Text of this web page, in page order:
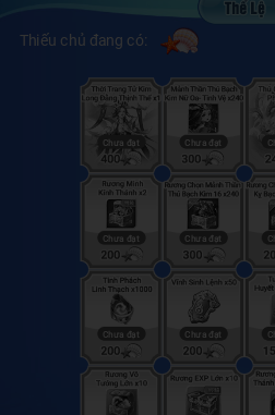
Thiếu chủ đang có: